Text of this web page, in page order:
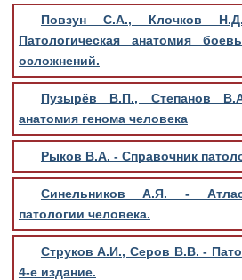
Повзун С.А., Клочков
Патологическая анатомия
осложнений.
Пузырёв В.П., Степанов
анатомия генома человека
Рыков В.А. - Справочник
Синельников А.Я. - Атлас
патологии человека.
Струков А.И., Серов В.В. -
4-е издание.